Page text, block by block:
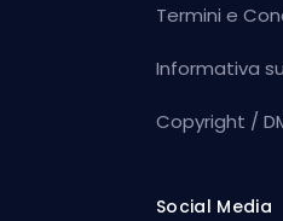
Termini e
Informativa
Copyright /
Social Media